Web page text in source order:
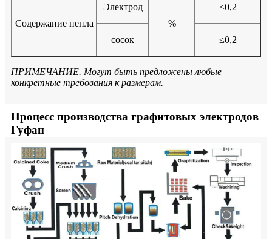
Содержание пепла
Электрод
%
≤0,2
сосок ≤0,2
ПРИМЕЧАНИЕ. Могут быть предложены любые
конкретные требования к размерам.
Процесс производства графитовых электродов
Гуфан